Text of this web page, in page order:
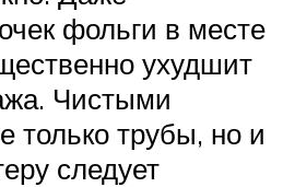
фольги в месте
ухудшит
Чистыми
только трубы, но и
следует